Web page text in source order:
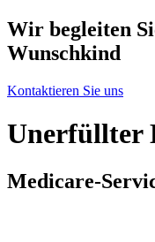
Wir begleiten
Wunschkind
Kontaktieren Sie uns
Unerfüllter
Medicare-